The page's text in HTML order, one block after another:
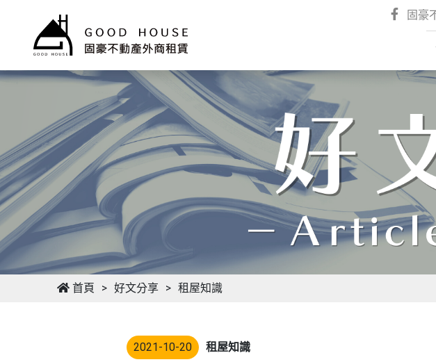
固豪
首頁 好文分享 租屋知識
2021-10-20 租屋知識